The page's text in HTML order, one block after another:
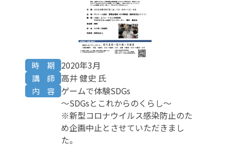
時 期 2020年3月
講 師 高井 健史 氏
内 容
ゲームで体験SDGs
～SDGsとこれからのくらし～
※新型コロナウイルス感染防止のた
め企画中止とさせていただきまし
た。